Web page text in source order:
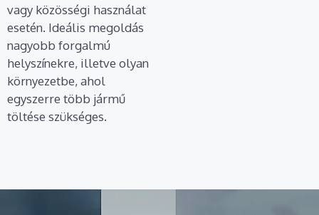
vagy közösségi használat
esetén. Ideális megoldás
nagyobb forgalmú
helyszínekre, illetve olyan
környezetbe, ahol
egyszerre több jármű
töltése szükséges.